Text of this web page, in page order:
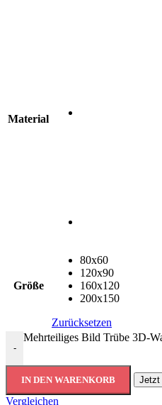
Material
Größe
80x60
120x90
160x120
200x150
Zurücksetzen
-
Mehrteiliges Bild Trübe 3D-
IN DEN WARENKORB Jetzt
Vergleichen